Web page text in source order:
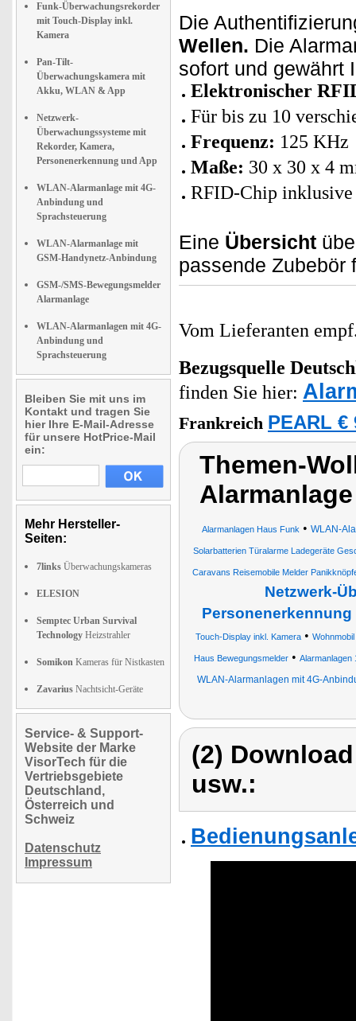
Funk-Überwachungsrekorder
mit Touch-Display inkl.
Kamera
Pan-Tilt-
Überwachungskamera mit
Akku, WLAN & App
Netzwerk-
Überwachungssysteme mit
Rekorder, Kamera,
Personenerkennung und App
WLAN-Alarmanlage mit 4G-
Anbindung und
Sprachsteuerung
WLAN-Alarmanlage mit
GSM-Handynetz-Anbindung
GSM-/SMS-Bewegungsmelder
Alarmanlage
WLAN-Alarmanlagen mit 4G-
Anbindung und
Sprachsteuerung
Bleiben Sie mit uns im
Kontakt und tragen Sie
hier Ihre E-Mail-Adresse
für unsere HotPrice-Mail
ein:
Mehr Hersteller-
Seiten:
7links Überwachungskameras
ELESION
Semptec Urban Survival
Technology Heizstrahler
Somikon Kameras für Nistkasten
Zavarius Nachtsicht-Geräte
Service- & Support-
Website der Marke
VisorTech für die
Vertriebsgebiete
Deutschland,
Österreich und
Schweiz
Datenschutz
Impressum
Die
Wellen. Die
sofort und gewährt
Elektronischer
Für bis zu 10
Frequenz: 125 KHz
Maße: 30 x 30 x 4
RFID-Chip inklusive
Eine Übersicht
passende Zubebör
Vom Lieferanten
Bezugsquelle
finden Sie hier:
Frankreich PEARL €
Themen-
Alarmanlage
Alarmanlagen Haus Funk • WLAN-
Solarbatterien Türalarme Ladegeräte
Caravans Reisemobile Melder
Netzwerk-
Personenerkennung
Touch-Display inkl. Kamera•
Haus Bewegungsmelder• Alarmanlagen
WLAN-Alarmanlagen mit 4G-
(2)
usw.: